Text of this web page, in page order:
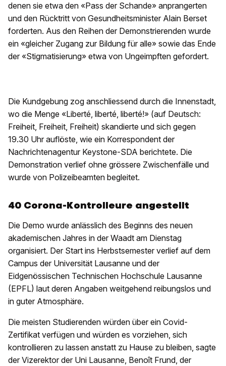
denen sie etwa den «Pass der Schande» anprangerten
und den Rücktritt von Gesundheitsminister Alain Berset
forderten. Aus den Reihen der Demonstrierenden wurde
ein «gleicher Zugang zur Bildung für alle» sowie das Ende
der «Stigmatisierung» etwa von Ungeimpften gefordert.
Die Kundgebung zog anschliessend durch die Innenstadt,
wo die Menge «Liberté, liberté, liberté!» (auf Deutsch:
Freiheit, Freiheit, Freiheit) skandierte und sich gegen
19.30 Uhr auflöste, wie ein Korrespondent der
Nachrichtenagentur Keystone-SDA berichtete. Die
Demonstration verlief ohne grössere Zwischenfälle und
wurde von Polizeibeamten begleitet.
40 Corona-Kontrolleure angestellt
Die Demo wurde anlässlich des Beginns des neuen
akademischen Jahres in der Waadt am Dienstag
organisiert. Der Start ins Herbstsemester verlief auf dem
Campus der Universität Lausanne und der
Eidgenössischen Technischen Hochschule Lausanne
(EPFL) laut deren Angaben weitgehend reibungslos und
in guter Atmosphäre.
Die meisten Studierenden würden über ein Covid-
Zertifikat verfügen und würden es vorziehen, sich
kontrollieren zu lassen anstatt zu Hause zu bleiben, sagte
der Vizerektor der Uni Lausanne, Benoît Frund, der